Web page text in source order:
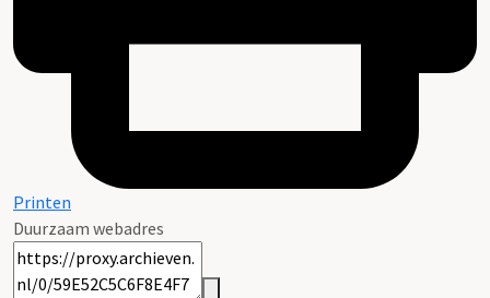
Printen
Duurzaam webadres